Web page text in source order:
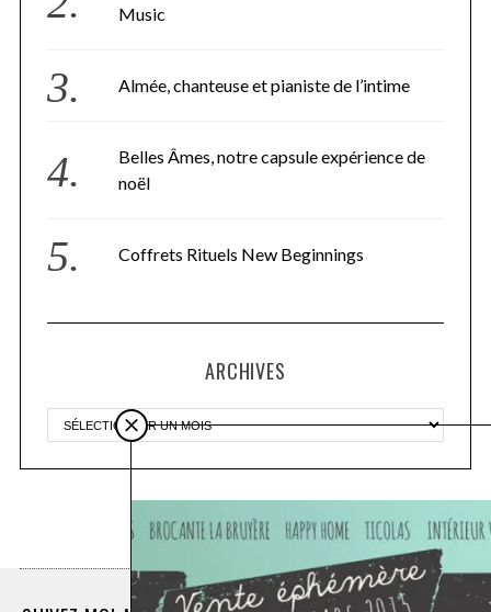
Music
Almée, chanteuse et pianiste de l’intime
Belles Âmes, notre capsule expérience de
noël
Coffrets Rituels New Beginnings
ARCHIVES
Plus d'articles